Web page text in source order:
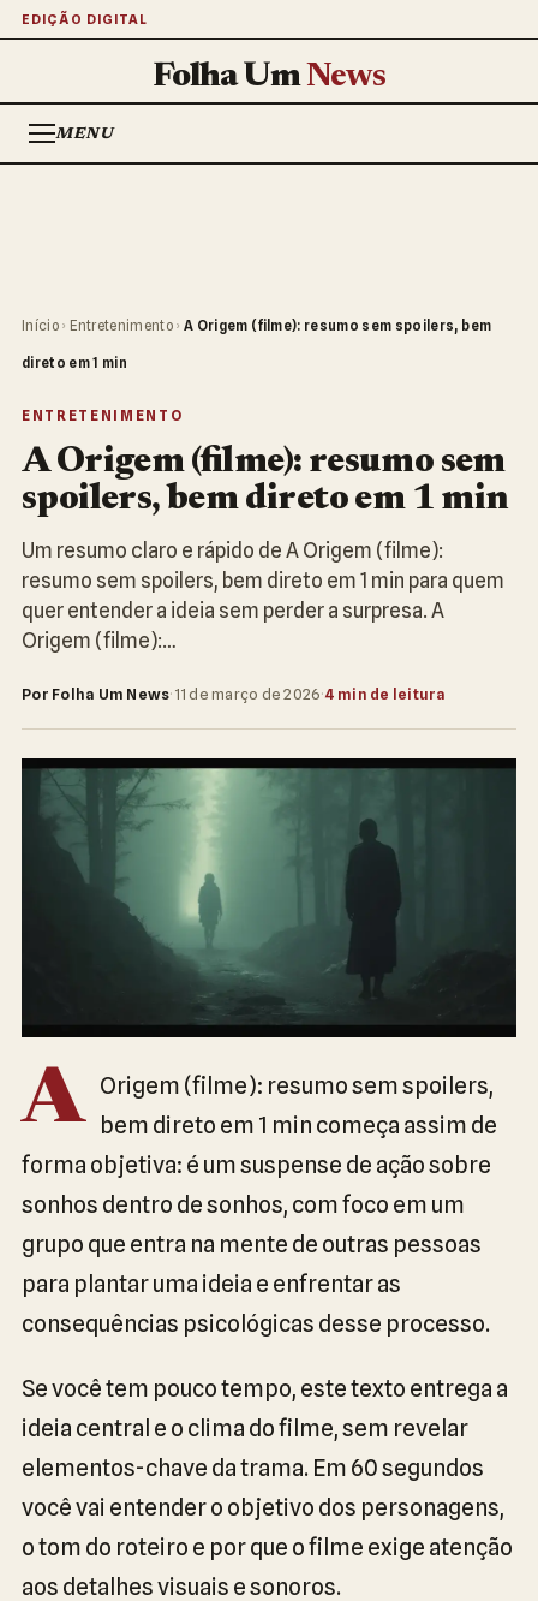
EDIÇÃO DIGITAL
Folha UmNews
MENU
Início › Entretenimento › A Origem (filme): resumo sem spoilers, bem
direto em 1 min
ENTRETENIMENTO
A Origem (filme): resumo sem
spoilers, bem direto em 1 min
Um resumo claro e rápido de A Origem (filme):
resumo sem spoilers, bem direto em 1 min para quem
quer entender a ideia sem perder a surpresa. A
Origem (filme):…
Por Folha Um News· 11 de março de 2026·4 min de leitura
A Origem (filme): resumo sem spoilers,
bem direto em 1 min começa assim de
forma objetiva: é um suspense de ação sobre
sonhos dentro de sonhos, com foco em um
grupo que entra na mente de outras pessoas
para plantar uma ideia e enfrentar as
consequências psicológicas desse processo.
Se você tem pouco tempo, este texto entrega a
ideia central e o clima do filme, sem revelar
elementos-chave da trama. Em 60 segundos
você vai entender o objetivo dos personagens,
o tom do roteiro e por que o filme exige atenção
aos detalhes visuais e sonoros.